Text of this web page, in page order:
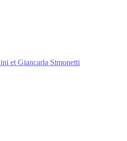
et Giancarla Simonetti